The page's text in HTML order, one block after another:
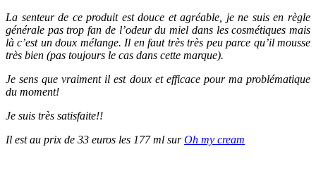
La senteur de ce produit est douce et agréable, je ne suis en règle
générale pas trop fan de l’odeur du miel dans les cosmétiques mais
là c’est un doux mélange. Il en faut très très peu parce qu’il mousse
très bien (pas toujours le cas dans cette marque).
Je sens que vraiment il est doux et efficace pour ma problématique
du moment!
Je suis très satisfaite!!
Il est au prix de 33 euros les 177 ml surOh my cream